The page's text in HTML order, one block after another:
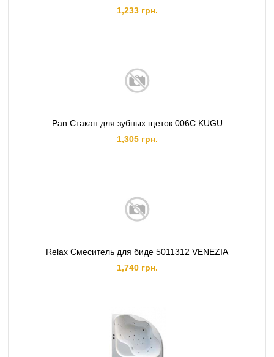
1,233 грн.
Pan Стакан для зубных щеток 006C KUGU
1,305 грн.
Relax Смеситель для биде 5011312 VENEZIA
1,740 грн.